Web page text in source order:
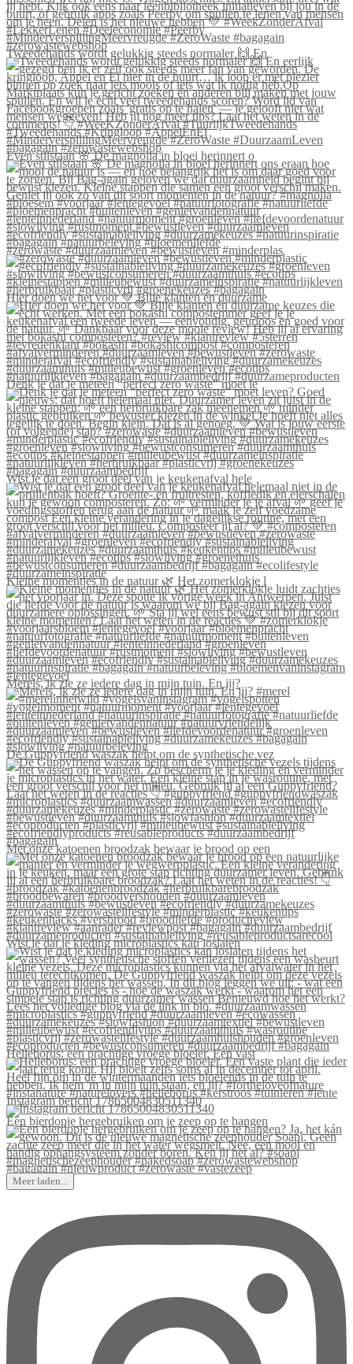
Tweedehands wordt gelukkig steeds normaler 🙌 En
Even stilstaan 🌸 De magnolia in bloei herinnert o
#zerowaste #duurzaamleven #bewustleven #minderplas
Hier doen we het voor 💚 Blije klanten én duurzame
Denk je dat je meteen “perfect zero waste” moet le
Wist je dat een groot deel van je keukenafval hele
Kleine momentjes in de natuur 🌿 Het zomerklokje l
Merels, ik zie ze iedere dag in mijn tuin. En jij?
De Guppyfriend waszak helpt om de synthetische vez
Met onze katoenen broodzak bewaar je brood op een
Wist je dat je kleding microplastics kan loslaten
Helleborus: een prachtige vroege bloeier. Een vast
Instagram bericht 17865004830511340
Een bierdopje hergebruiken om je zeep op te hangen
Meer laden...